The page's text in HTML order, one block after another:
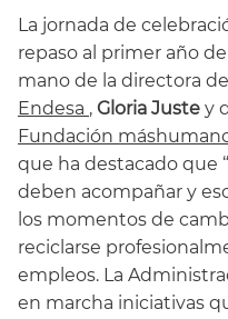
La jornada de
repaso al primer año
mano de la directora
Endesa , Gloria Juste y
Fundación
que ha destacado que
deben acompañar y
los momentos de
reciclarse
empleos. La
en marcha iniciativas